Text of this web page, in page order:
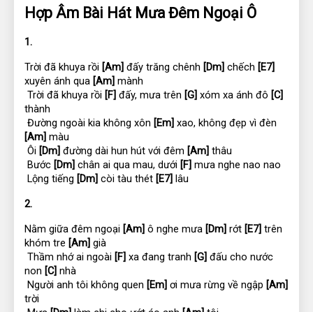
Hợp Âm Bài Hát Mưa Đêm Ngoại Ô
1.
Trời đã khuya rồi [Am] đấy trăng chênh [Dm] chếch [E7]
xuyên ánh qua [Am] mành
Trời đã khuya rồi [F] đấy, mưa trên [G] xóm xa ánh đô [C]
thành
Đường ngoài kia không xôn [Em]
[Am] màu
Ôi [Dm] đường dài hun hút với đêm [Am] thâu
Bước [Dm] chân ai qua mau, dưới [F] mưa nghe nao nao
Lộng tiếng [Dm] còi tàu thét [E7] lâu
2.
Nằm giữa đêm ngoại [Am] ô nghe mưa [Dm] rớt [E7] trên
khóm tre [Am] già
Thầm nhớ ai ngoài [F] xa đang tranh [G] đấu cho nước
non [C] nhà
Người anh tôi không quen [Em] ơi mưa rừng về ngập [Am]
trời